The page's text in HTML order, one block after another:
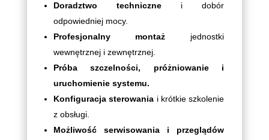
Doradztwo technicznei dobór
odpowiedniej mocy.
Profesjonalny montaż jednostki
wewnętrznej i zewnętrznej.
Próba szczelności, próżniowanie i
uruchomienie systemu.
Konfiguracja sterowania i krótkie szkolenie
z obsługi.
Możliwość serwisowania i przeglądów